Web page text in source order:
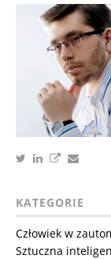
KATEGORIE
Człowiek w
Sztuczna